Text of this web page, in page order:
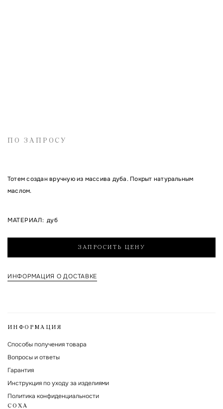
политикой обработки и хранения персональных данных
ПО ЗАПРОСУ
Тотем создан вручную из массива дуба. Покрыт натуральным
маслом.
МАТЕРИАЛ: дуб
ЗАПРОСИТЬ ЦЕНУ
ИНФОРМАЦИЯ О ДОСТАВКЕ
ИНФОРМАЦИЯ
Способы получения товара
Вопросы и ответы
Гарантия
Инструкция по уходу за изделиями
Политика конфиденциальности
СОХА